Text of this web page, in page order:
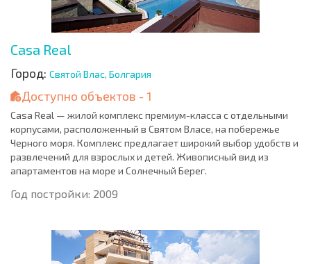
Casa Real
Город: Святой Влас, Болгария
Доступно объектов - 1
Casa Real — жилой комплекс премиум-класса с отдельными
корпусами, расположенный в Святом Власе, на побережье
Черного моря. Комплекс предлагает широкий выбор удобств и
развлечений для взрослых и детей. Живописный вид из
апартаментов на море и Солнечный Берег.
Год постройки: 2009